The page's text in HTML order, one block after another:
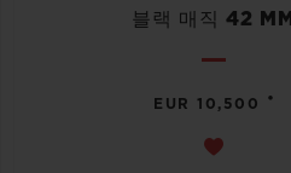
블랙 매직 42 MM
EUR 10,500 •